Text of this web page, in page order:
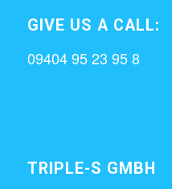
GIVE US A CALL:
09404 95 23 95 8
TRIPLE-S GMBH